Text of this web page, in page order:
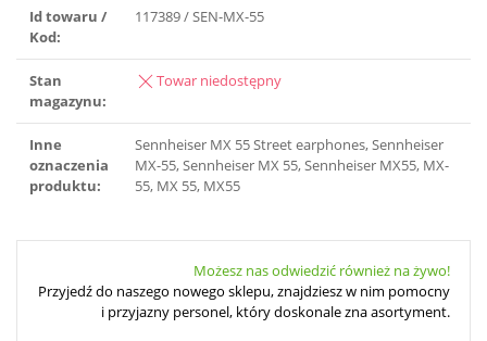
Id towaru /
Kod:
117389 / SEN-MX-55
Stan
magazynu:
Towar niedostępny
Inne
oznaczenia
produktu:
Sennheiser MX 55 Street earphones, Sennheiser
MX-55, Sennheiser MX 55, Sennheiser MX55, MX-
55, MX 55, MX55
Możesz nas odwiedzić również na żywo!
Przyjedź do naszego nowego sklepu, znajdziesz w nim pomocny
i przyjazny personel, który doskonale zna asortyment.